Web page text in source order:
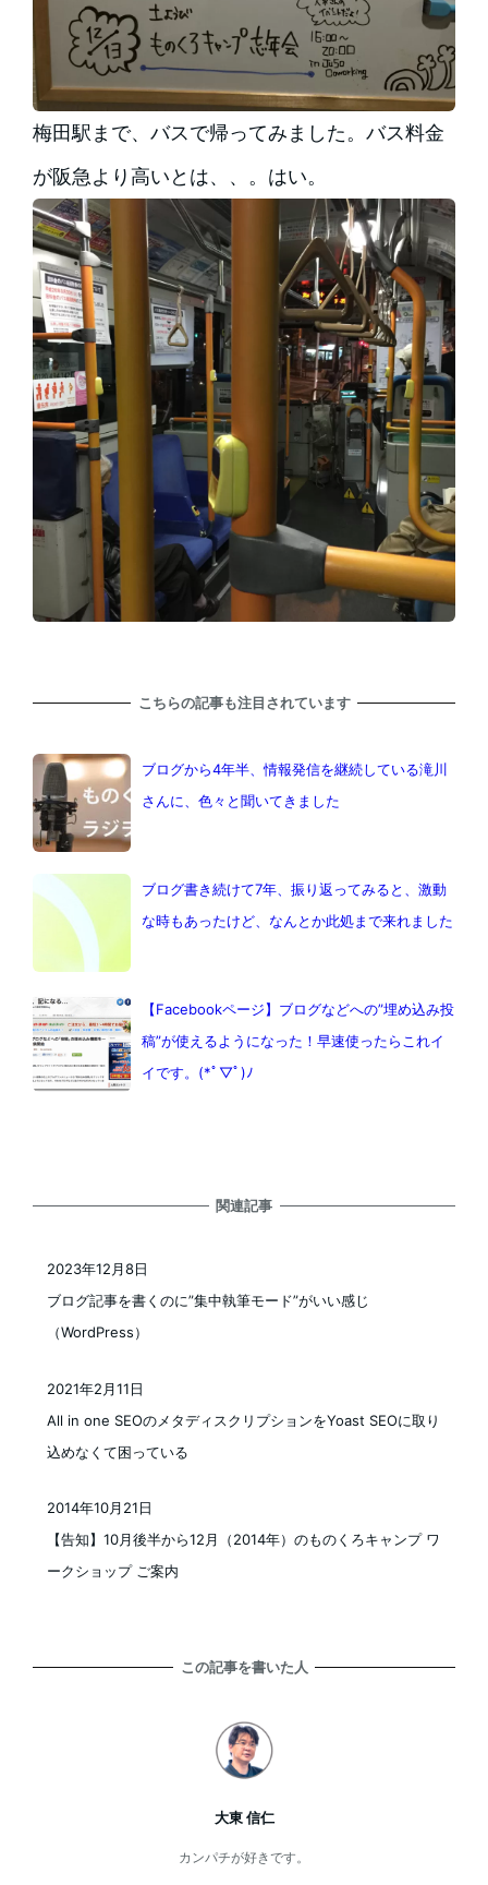
梅田駅まで、バスで帰ってみました。バス料金
が阪急より高いとは、、。はい。
こちらの記事も注目されています
ブログから4年半、情報発信を継続している滝川
さんに、色々と聞いてきました
ブログ書き続けて7年、振り返ってみると、激動
な時もあったけど、なんとか此処まで来れました
【Facebookページ】ブログなどへの”埋め込み投
稿”が使えるようになった！早速使ったらこれイ
イです。(*ﾟ▽ﾟ)ﾉ
関連記事
ブログ記事を書くのに”集中執筆モード”がいい感じ
（WordPress）
2023年12月8日
All in one SEOのメタディスクリプションをYoast SEOに取り
込めなくて困っている
投稿日
2021年2月11日
【告知】10月後半から12月（2014年）のものくろキャンプ ワ
ークショップ ご案内
2014年10月21日
この記事を書いた人
大東 信仁
カンパチが好きです。